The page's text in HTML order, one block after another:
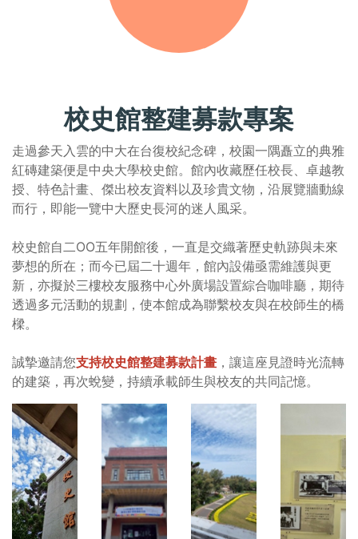
校史館整建募款專案
走過參天入雲的中大在台復校紀念碑，校園一隅矗立的典雅
紅磚建築便是中央大學校史館。館內收藏歷任校長、卓越教
授、特色計畫、傑出校友資料以及珍貴文物，沿展覽牆動線
而行，即能一覽中大歷史長河的迷人風采。
校史館自二OO五年開館後，一直是交織著歷史軌跡與未來
夢想的所在；而今已屆二十週年，館內設備亟需維護與更
新，亦擬於三樓校友服務中心外廣場設置綜合咖啡廳，期待
透過多元活動的規劃，使本館成為聯繫校友與在校師生的橋
樑。
誠摯邀請您支持校史館整建募款計畫 ，讓這座見證時光流轉
的建築，再次蛻變，持續承載師生與校友的共同記憶。